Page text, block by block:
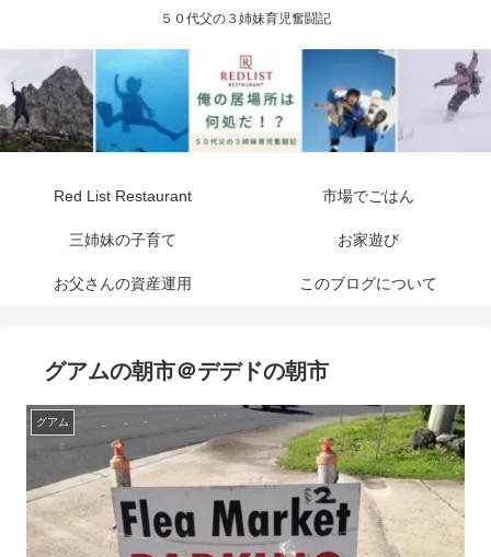
５０代父の３姉妹育児奮闘記
Red List Restaurant 市場でごはん
三姉妹の子育て お家遊び
お父さんの資産運用 このブログについて
グアムの朝市＠デデドの朝市
グアム